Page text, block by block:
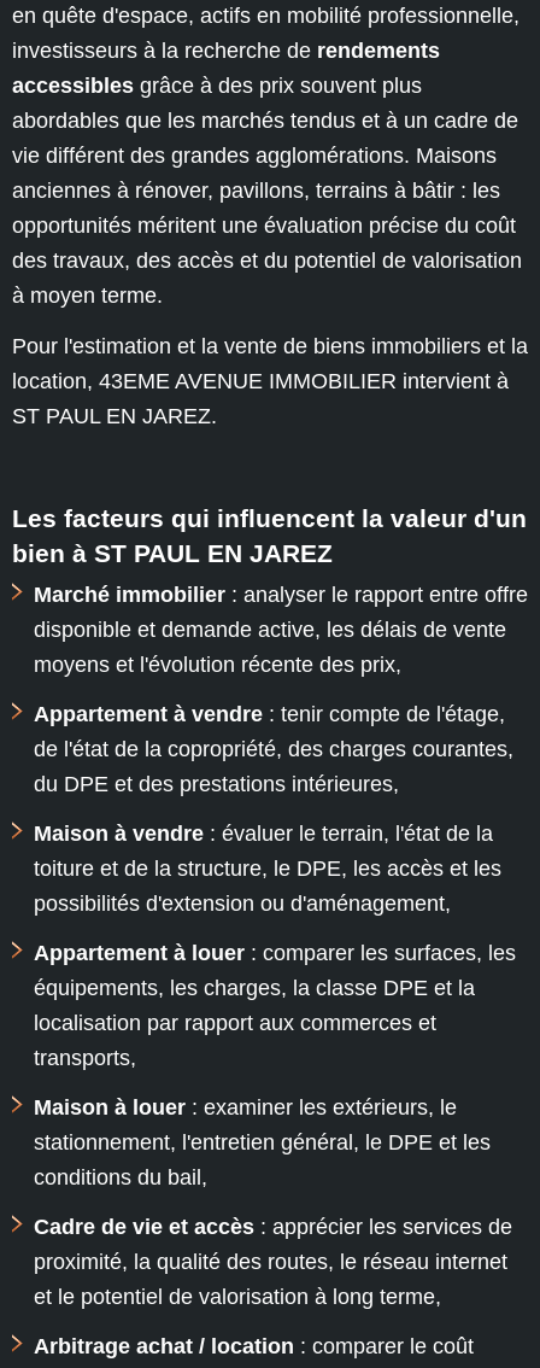
en quête d'espace, actifs en mobilité professionnelle,
investisseurs à la recherche de rendements
accessibles grâce à des prix souvent plus
abordables que les marchés tendus et à un cadre de
vie différent des grandes agglomérations. Maisons
anciennes à rénover, pavillons, terrains à bâtir : les
opportunités méritent une évaluation précise du coût
des travaux, des accès et du potentiel de valorisation
à moyen terme.
Pour l'estimation et la vente de biens immobiliers et la
location, 43EME AVENUE IMMOBILIER intervient à
ST PAUL EN JAREZ.
Les facteurs qui influencent la valeur d'un
bien à ST PAUL EN JAREZ
Marché immobilier : analyser le rapport entre offre
disponible et demande active, les délais de vente
moyens et l'évolution récente des prix,
Appartement à vendre : tenir compte de l'étage,
de l'état de la copropriété, des charges courantes,
du DPE et des prestations intérieures,
Maison à vendre : évaluer le terrain, l'état de la
toiture et de la structure, le DPE, les accès et les
possibilités d'extension ou d'aménagement,
Appartement à louer : comparer les surfaces, les
équipements, les charges, la classe DPE et la
localisation par rapport aux commerces et
transports,
Maison à louer : examiner les extérieurs, le
stationnement, l'entretien général, le DPE et les
conditions du bail,
Cadre de vie et accès : apprécier les services de
proximité, la qualité des routes, le réseau internet
et le potentiel de valorisation à long terme,
Arbitrage achat / location : comparer le coût